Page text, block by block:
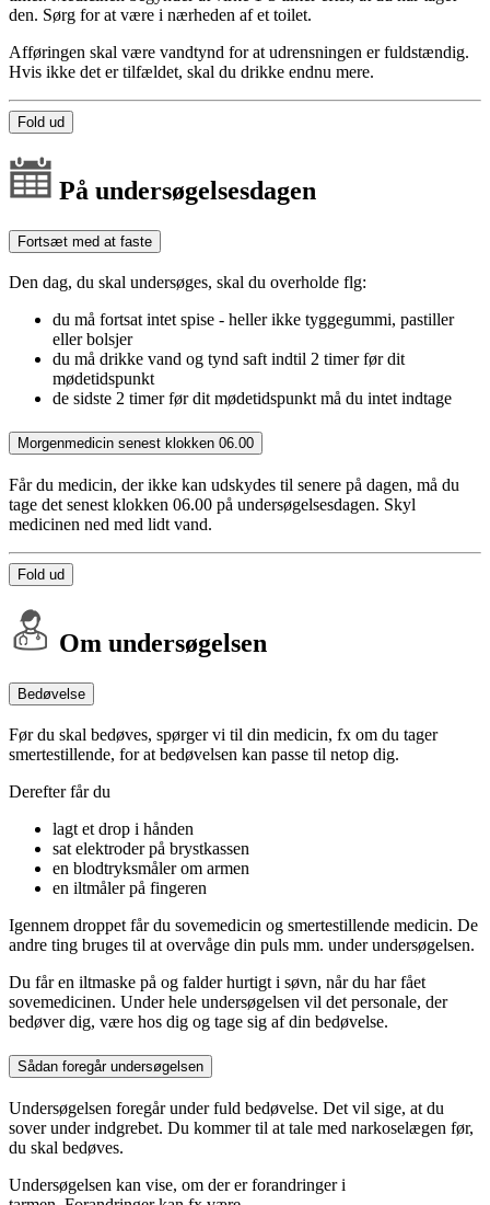
den. Sørg for at være i nærheden af et toilet.
Afføringen skal være vandtynd for at udrensningen er fuldstændig.
Hvis ikke det er tilfældet, skal du drikke endnu mere.
Fold ud
På undersøgelsesdagen
Fortsæt med at faste
Den dag, du skal undersøges, skal du overholde flg:
du må fortsat intet spise - heller ikke tyggegummi, pastiller
eller bolsjer
du må drikke vand og tynd saft indtil 2 timer før dit
mødetidspunkt
de sidste 2 timer før dit mødetidspunkt må du intet indtage
Morgenmedicin senest klokken 06.00
Får du medicin, der ikke kan udskydes til senere på dagen, må du
tage det senest klokken 06.00 på undersøgelsesdagen. Skyl
medicinen ned med lidt vand.
Fold ud
Om undersøgelsen
Bedøvelse
Før du skal bedøves, spørger vi til din medicin, fx om du tager
smertestillende, for at bedøvelsen kan passe til netop dig.
Derefter får du
lagt et drop i hånden
sat elektroder på brystkassen
en blodtryksmåler om armen
en iltmåler på fingeren
Igennem droppet får du sovemedicin og smertestillende medicin. De
andre ting bruges til at overvåge din puls mm. under undersøgelsen.
Du får en iltmaske på og falder hurtigt i søvn, når du har fået
sovemedicinen. Under hele undersøgelsen vil det personale, der
bedøver dig, være hos dig og tage sig af din bedøvelse.
Sådan foregår undersøgelsen
Undersøgelsen foregår under fuld bedøvelse. Det vil sige, at du
sover under indgrebet. Du kommer til at tale med narkoselægen før,
du skal bedøves.
Undersøgelsen kan vise, om der er forandringer i